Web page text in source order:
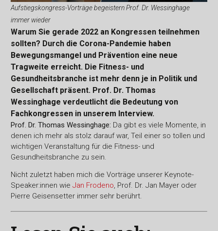
Aufstiegskongress-Vorträge begeistern Prof. Dr. Wessinghage
immer wieder
Warum Sie gerade 2022 an Kongressen teilnehmen
sollten? Durch die Corona-Pandemie haben
Bewegungsmangel und Prävention eine neue
Tragweite erreicht. Die Fitness- und
Gesundheitsbranche ist mehr denn je in Politik und
Gesellschaft präsent. Prof. Dr. Thomas
Wessinghage verdeutlicht die Bedeutung von
Fachkongressen in unserem Interview.
Prof. Dr. Thomas Wessinghage: Da gibt es viele Momente, in
denen ich mehr als stolz darauf war, Teil einer so tollen und
wichtigen Veranstaltung für die Fitness- und
Gesundheitsbranche zu sein.
Nicht zuletzt haben mich die Vorträge unserer Keynote-
Speaker:innen wieJan Frodeno, Prof. Dr. Jan Mayer oder
Pierre Geisensetter immer sehr berührt.